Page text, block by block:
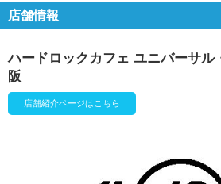
店舗情報
ハードロックカフェ ユニバーサル
阪
店舗紹介ページはこちら